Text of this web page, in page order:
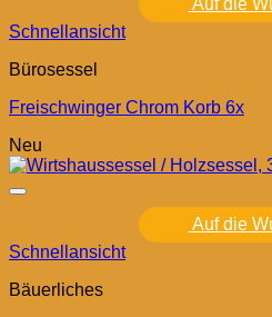
Auf die
Schnellansicht
Bürosessel
Freischwinger Chrom Korb 6x
Neu
Auf die
Schnellansicht
Bäuerliches